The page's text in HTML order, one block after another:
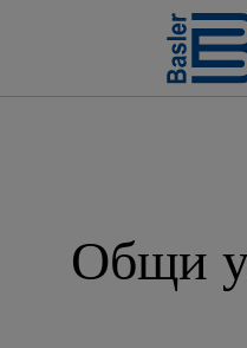
Общи